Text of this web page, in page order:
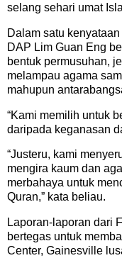
selang sehari umat
Dalam satu
DAP Lim Guan Eng
bentuk permusuhan,
melampau agama
mahupun
“Kami memilih untuk
daripada keganasan
“Justeru, kami
mengira kaum dan
merbahaya untuk
Quran,” kata beliau.
Laporan-laporan dari
bertegas untuk
Center, Gainesville